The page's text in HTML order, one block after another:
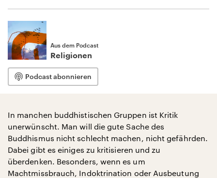
Aus dem Podcast
Religionen
Podcast abonnieren
In manchen buddhistischen Gruppen ist Kritik
unerwünscht. Man will die gute Sache des
Buddhismus nicht schlecht machen, nicht gefährden.
Dabei gibt es einiges zu kritisieren und zu
überdenken. Besonders, wenn es um
Machtmissbrauch, Indoktrination oder Ausbeutung